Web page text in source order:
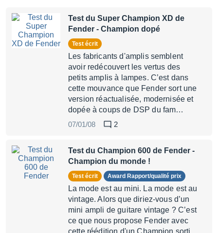
Test du Super Champion XD de
Fender - Champion dopé
Test écrit
Les fabricants d'amplis semblent
avoir redécouvert les vertus des
petits amplis à lampes. C’est dans
cette mouvance que Fender sort une
version réactualisée, modernisée et
dopée à coups de DSP du fam…
07/01/08
2
Test du Champion 600 de Fender -
Champion du monde !
Test écrit Award Rapport/qualité prix
La mode est au mini. La mode est au
vintage. Alors que diriez-vous d’un
mini ampli de guitare vintage ? C’est
ce que nous propose Fender avec
cette réédition d'un Champion sorti